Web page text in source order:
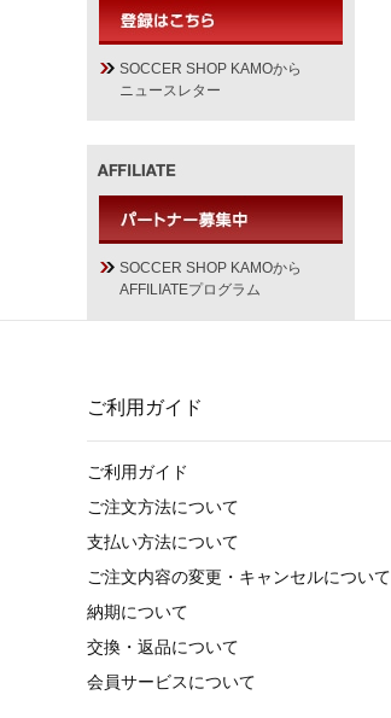
SOCCER SHOP KAMOから
ニュースレター
SOCCER SHOP KAMOから
AFFILIATEプログラム
ご利用ガイド
ご利用ガイド
ご注文方法について
支払い方法について
ご注文内容の変更・キャンセルについて
納期について
交換・返品について
会員サービスについて